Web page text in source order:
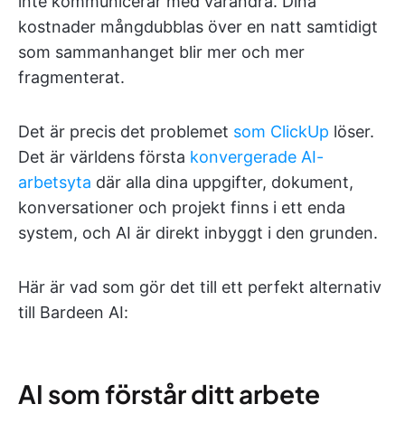
kostnader mångdubblas över en natt samtidigt
som sammanhanget blir mer och mer
fragmenterat.
Det är precis det problemet som ClickUp löser.
Det är världens första konvergerade AI-
arbetsyta där alla dina uppgifter, dokument,
konversationer och projekt finns i ett enda
system, och AI är direkt inbyggt i den grunden.
Här är vad som gör det till ett perfekt alternativ
till Bardeen AI:
AI som förstår ditt arbete